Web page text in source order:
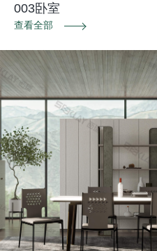
003卧室
查看全部